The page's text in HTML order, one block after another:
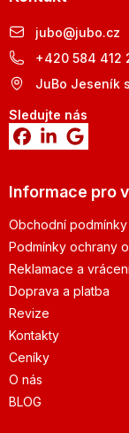
jubo@jubo.cz
+420 584 412
JuBo Jeseník
Sledujte nás
Informace pro
Obchodní podmínky
Podmínky ochrany
Reklamace a
Doprava a platba
Revize
Kontakty
Ceníky
O nás
BLOG